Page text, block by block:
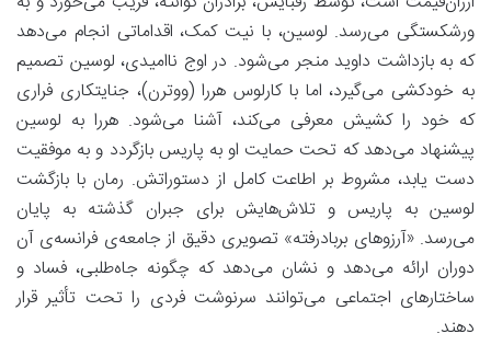
ورشکستگی می‌رسد. لوسین، با نیت کمک، اقداماتی انجام می‌دهد
که به بازداشت داوید منجر می‌شود. در اوج ناامیدی، لوسین تصمیم
به خودکشی می‌گیرد، اما با کارلوس هررا (ووترن)، جنایتکاری فراری
که خود را کشیش معرفی می‌کند، آشنا می‌شود. هررا به لوسین
پیشنهاد می‌دهد که تحت حمایت او به پاریس بازگردد و به موفقیت
دست یابد، مشروط بر اطاعت کامل از دستوراتش. رمان با بازگشت
لوسین به پاریس و تلاش‌هایش برای جبران گذشته به پایان
می‌رسد. «آرزوهای بربادرفته» تصویری دقیق از جامعه‌ی فرانسه‌ی آن
دوران ارائه می‌دهد و نشان می‌دهد که چگونه جاه‌طلبی، فساد و
ساختارهای اجتماعی می‌توانند سرنوشت فردی را تحت تأثیر قرار
دهند.